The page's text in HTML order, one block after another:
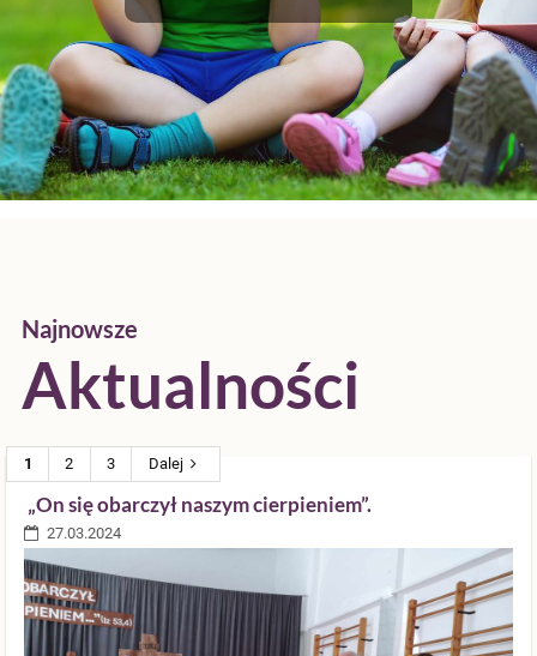
Najnowsze
Aktualności
„On się obarczył naszym cierpieniem”.
27.03.2024
1 2 3 Dalej